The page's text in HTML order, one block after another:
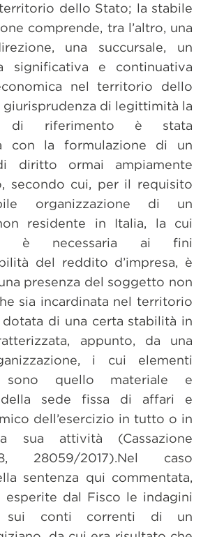
dello Stato; la stabile
comprende, tra l’altro, una
una succursale, un
significativa e continuativa
nel territorio dello
giurisprudenza di legittimità la
di riferimento è stata
con la formulazione di un
diritto ormai ampiamente
secondo cui, per il requisito
organizzazione di un
residente in Italia, la cui
è necessaria ai fini
del reddito d’impresa, è
presenza del soggetto non
sia incardinata nel territorio
di una certa stabilità in
appunto, da una
i cui elementi
sono quello materiale e
sede fissa di affari e
dell’esercizio in tutto o in
sua attività (Cassazione
28059/2017).Nel caso
sentenza qui commentata,
esperite dal Fisco le indagini
sui conti correnti di un